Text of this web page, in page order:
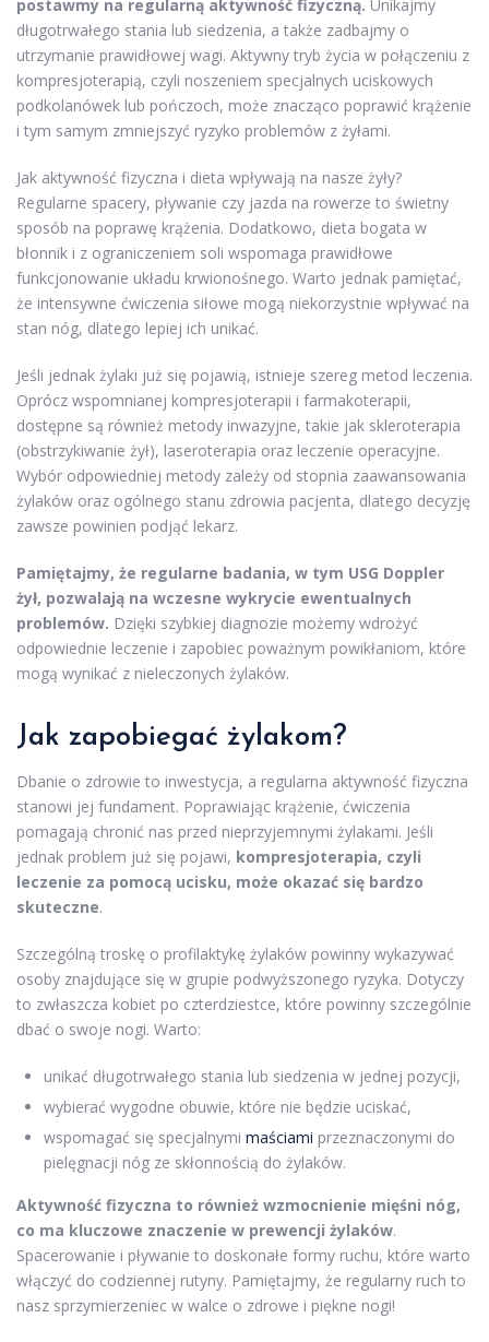
postawmy na regularną aktywność fizyczną. Unikajmy
długotrwałego stania lub siedzenia, a także zadbajmy o
utrzymanie prawidłowej wagi. Aktywny tryb życia w połączeniu z
kompresjoterapią, czyli noszeniem specjalnych uciskowych
podkolanówek lub pończoch, może znacząco poprawić krążenie
i tym samym zmniejszyć ryzyko problemów z żyłami.
Jak aktywność fizyczna i dieta wpływają na nasze żyły?
Regularne spacery, pływanie czy jazda na rowerze to świetny
sposób na poprawę krążenia. Dodatkowo, dieta bogata w
błonnik i z ograniczeniem soli wspomaga prawidłowe
funkcjonowanie układu krwionośnego. Warto jednak pamiętać,
że intensywne ćwiczenia siłowe mogą niekorzystnie wpływać na
stan nóg, dlatego lepiej ich unikać.
Jeśli jednak żylaki już się pojawią, istnieje szereg metod leczenia.
Oprócz wspomnianej kompresjoterapii i farmakoterapii,
dostępne są również metody inwazyjne, takie jak skleroterapia
(obstrzykiwanie żył), laseroterapia oraz leczenie operacyjne.
Wybór odpowiedniej metody zależy od stopnia zaawansowania
żylaków oraz ogólnego stanu zdrowia pacjenta, dlatego decyzję
zawsze powinien podjąć lekarz.
Pamiętajmy, że regularne badania, w tym USG Doppler
żył, pozwalają na wczesne wykrycie ewentualnych
problemów. Dzięki szybkiej diagnozie możemy wdrożyć
odpowiednie leczenie i zapobiec poważnym powikłaniom, które
mogą wynikać z nieleczonych żylaków.
Jak zapobiegać żylakom?
Dbanie o zdrowie to inwestycja, a regularna aktywność fizyczna
stanowi jej fundament. Poprawiając krążenie, ćwiczenia
pomagają chronić nas przed nieprzyjemnymi żylakami. Jeśli
jednak problem już się pojawi, kompresjoterapia, czyli
leczenie za pomocą ucisku, może okazać się bardzo
skuteczne.
Szczególną troskę o profilaktykę żylaków powinny wykazywać
osoby znajdujące się w grupie podwyższonego ryzyka. Dotyczy
to zwłaszcza kobiet po czterdziestce, które powinny szczególnie
dbać o swoje nogi. Warto:
unikać długotrwałego stania lub siedzenia w jednej pozycji,
wybierać wygodne obuwie, które nie będzie uciskać,
wspomagać się specjalnymi maściami przeznaczonymi do
pielęgnacji nóg ze skłonnością do żylaków.
Aktywność fizyczna to również wzmocnienie mięśni nóg,
co ma kluczowe znaczenie w prewencji żylaków.
Spacerowanie i pływanie to doskonałe formy ruchu, które warto
włączyć do codziennej rutyny. Pamiętajmy, że regularny ruch to
nasz sprzymierzeniec w walce o zdrowe i piękne nogi!